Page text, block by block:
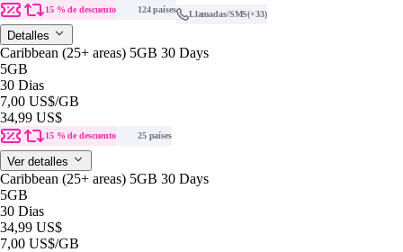
15 % de descuento 124 países Llamadas/SMS(+33)
Detalles
Caribbean (25+ areas) 5GB 30 Days
5GB
30 Dias
7,00 US$/GB
34,99 US$
15 % de descuento 25 países
Ver detalles
Caribbean (25+ areas) 5GB 30 Days
5GB
30 Dias
34,99 US$
7,00 US$/GB